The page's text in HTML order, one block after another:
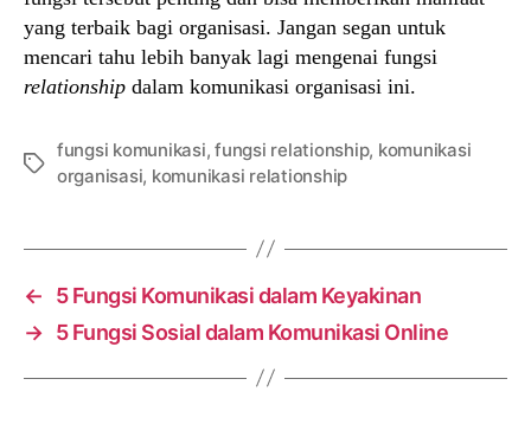
yang terbaik bagi organisasi. Jangan segan untuk
mencari tahu lebih banyak lagi mengenai fungsi
relationship dalam komunikasi organisasi ini.
Tags
fungsi komunikasi,fungsi relationship, komunikasi
organisasi, komunikasi relationship
←
5 Fungsi Komunikasi dalam Keyakinan
→ 5 Fungsi Sosial dalam Komunikasi Online